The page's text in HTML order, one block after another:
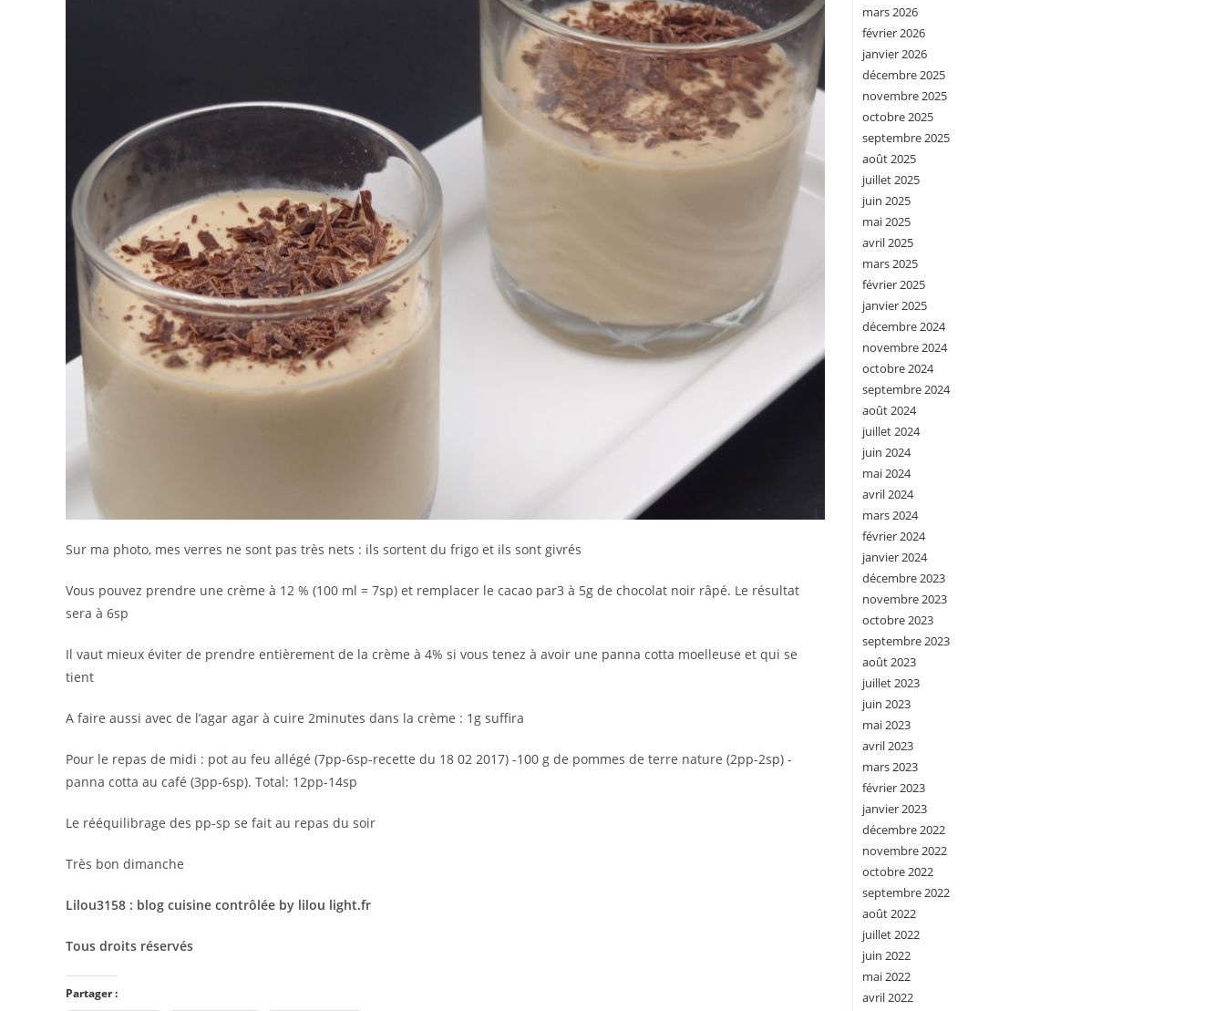
Sur ma photo, mes verres ne sont pas très nets : ils sortent du frigo et ils sont givrés
Vous pouvez prendre une crème à 12 % (100 ml = 7sp) et remplacer le cacao par3 à 5g de chocolat noir râpé. Le résultat
sera à 6sp
Il vaut mieux éviter de prendre entièrement de la crème à 4% si vous tenez à avoir une panna cotta moelleuse et qui se
tient
A faire aussi avec de l’agar agar à cuire 2minutes dans la crème : 1g suffira
Pour le repas de midi : pot au feu allégé (7pp-6sp-recette du 18 02 2017) -100 g de pommes de terre nature (2pp-2sp) -
panna cotta au café (3pp-6sp). Total: 12pp-14sp
Le rééquilibrage des pp-sp se fait au repas du soir
Très bon dimanche
Lilou3158 : blog cuisine contrôlée by lilou light.fr
Tous droits réservés
Partager :
mars 2026
février 2026
janvier 2026
décembre 2025
novembre 2025
octobre 2025
septembre 2025
août 2025
juillet 2025
juin 2025
mai 2025
avril 2025
mars 2025
février 2025
janvier 2025
décembre 2024
novembre 2024
octobre 2024
septembre 2024
août 2024
juillet 2024
juin 2024
mai 2024
avril 2024
mars 2024
février 2024
janvier 2024
décembre 2023
novembre 2023
octobre 2023
septembre 2023
août 2023
juillet 2023
juin 2023
mai 2023
avril 2023
mars 2023
février 2023
janvier 2023
décembre 2022
novembre 2022
octobre 2022
septembre 2022
août 2022
juillet 2022
juin 2022
mai 2022
avril 2022